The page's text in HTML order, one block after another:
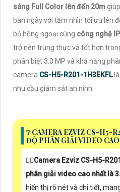
sáng Full Color lên đến 20m
ban ngày với tầm nhìn tối ưu lên
bỏ hồng ngoại cùng công nghệ IP
trở nên trung thực và tốt hơn
phân biệt 3.0 MP và khả năng
camera CS-H5-R201-1H3EKFL
nhu cầu giám sát an ninh.
❔ CAMERA EZVIZ CS-H5-
ĐỘ PHÂN GIẢI VIDEO
🙆‍♀️Camera Ezviz CS-H5-
phân giải video cao nhất là
hiển thị rõ nét và chi tiết,